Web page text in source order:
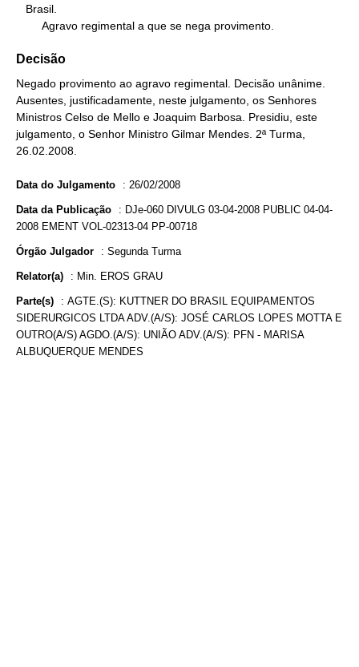
        Agravo regimental a que se nega provimento.
Decisão
Negado provimento ao agravo regimental. Decisão unânime.
Ausentes, justificadamente, neste julgamento, os Senhores
Ministros Celso de Mello e Joaquim Barbosa. Presidiu, este
julgamento, o Senhor Ministro Gilmar Mendes. 2ª Turma,
26.02.2008.
Data do Julgamento : 26/02/2008
Data da Publicação : DJe-060 DIVULG 03-04-2008 PUBLIC 04-04-
2008 EMENT VOL-02313-04 PP-00718
Órgão Julgador : Segunda Turma
Relator(a) : Min. EROS GRAU
Parte(s) : AGTE.(S): KUTTNER DO BRASIL EQUIPAMENTOS
SIDERURGICOS LTDA ADV.(A/S): JOSÉ CARLOS LOPES MOTTA E
OUTRO(A/S) AGDO.(A/S): UNIÃO ADV.(A/S): PFN - MARISA
ALBUQUERQUE MENDES